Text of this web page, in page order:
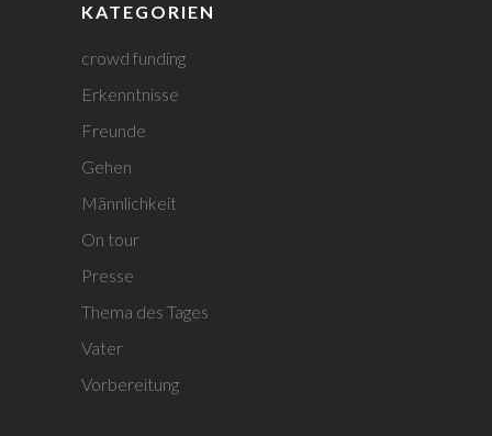
KATEGORIEN
crowd funding
Erkenntnisse
Freunde
Gehen
Männlichkeit
On tour
Presse
Thema des Tages
Vater
Vorbereitung